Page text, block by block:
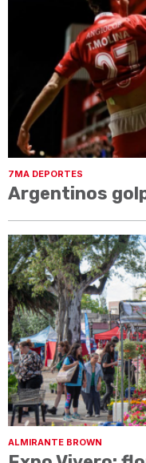
7MA DEPORTES
Argentinos
ALMIRANTE BROWN